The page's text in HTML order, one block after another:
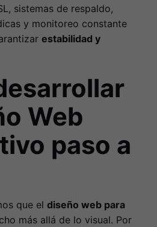
sistemas de respaldo,
y monitoreo constante
estabilidad y
Web
paso a
que el diseño web para
más allá de lo visual. Por